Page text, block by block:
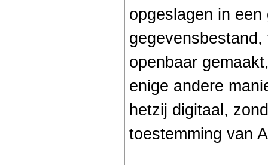
opgeslagen in
openbaar
enige andere
hetzij digitaal,
toestemming van